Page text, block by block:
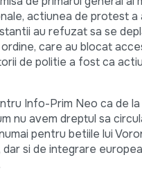
actiunea de protest a
au refuzat sa se
care au blocat
de politie a fost ca
Info-Prim Neo ca de
nu avem dreptul sa
pentru betiile lui
si de integrare